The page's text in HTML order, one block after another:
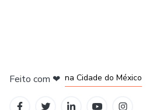
Feito com ❤ na Cidade do México